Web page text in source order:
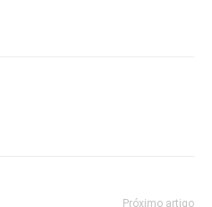
Próximo artigo